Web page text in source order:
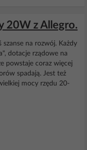
20W z Allegro.
na rozwój. Każdy
dotacje rządowe na
powstaje coraz więcej
spadają. Jest też
mocy rzędu 20-